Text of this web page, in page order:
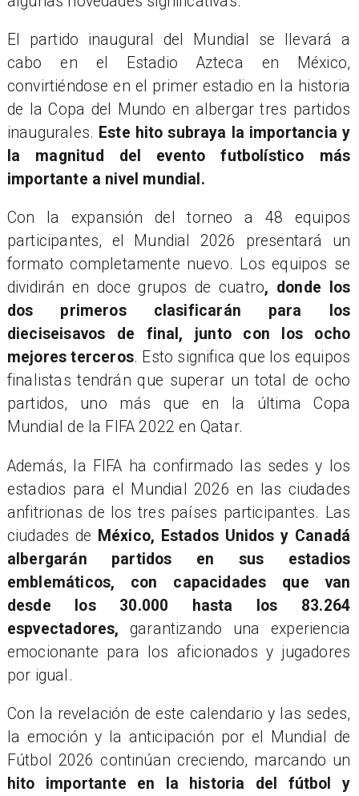
​El partido inaugural del Mundial se llevará a
cabo en el Estadio Azteca en México,
convirtiéndose en el primer estadio en la historia
de la Copa del Mundo en albergar tres partidos
inaugurales. Este hito subraya la importancia y
la magnitud del evento futbolístico más
importante a nivel mundial.
Con la expansión del torneo a 48 equipos
participantes, el Mundial 2026 presentará un
formato completamente nuevo. Los equipos se
dividirán en doce grupos de cuatro, donde los
dos primeros clasificarán para los
dieciseisavos de final, junto con los ocho
mejores terceros. Esto significa que los equipos
finalistas tendrán que superar un total de ocho
partidos, uno más que en la última Copa
Mundial de la FIFA 2022 en Qatar.
Además, la FIFA ha confirmado las sedes y los
estadios para el Mundial 2026 en las ciudades
anfitrionas de los tres países participantes. Las
ciudades de México, Estados Unidos y Canadá
albergarán partidos en sus estadios
emblemáticos, con capacidades que van
desde los 30.000 hasta los 83.264
espvectadores, garantizando una experiencia
emocionante para los aficionados y jugadores
por igual.
Con la revelación de este calendario y las sedes,
la emoción y la anticipación por el Mundial de
Fútbol 2026 continúan creciendo, marcando un
hito importante en la historia del fútbol y